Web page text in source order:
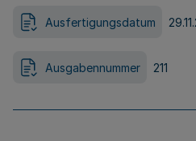
Ausfertigungsdatum
Ausgabennummer 211